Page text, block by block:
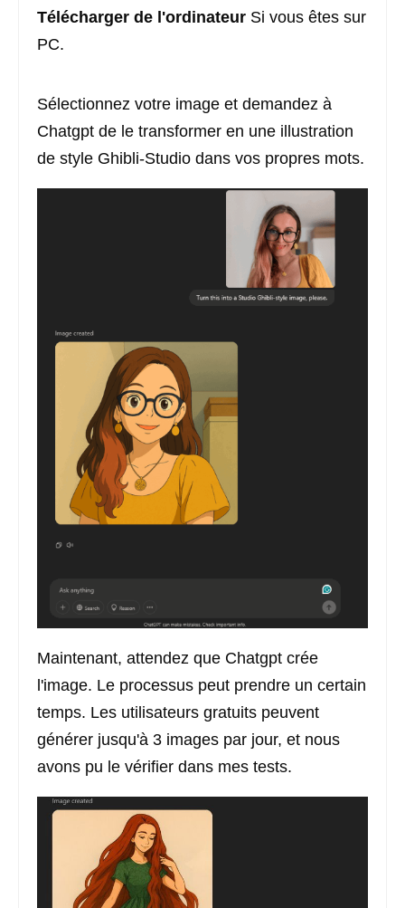
Télécharger de l'ordinateur Si vous êtes sur
PC.
Sélectionnez votre image et demandez à
Chatgpt de le transformer en une illustration
de style Ghibli-Studio dans vos propres mots.
Maintenant, attendez que Chatgpt crée
l'image. Le processus peut prendre un certain
temps. Les utilisateurs gratuits peuvent
générer jusqu'à 3 images par jour, et nous
avons pu le vérifier dans mes tests.